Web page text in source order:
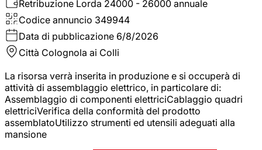
Retribuzione Lorda 24000 - 26000 annuale
Codice annuncio 349944
Data di pubblicazione 6/8/2026
Città Colognola ai Colli
La risorsa verrà inserita in produzione e si occuperà di
attività di assemblaggio elettrico, in particolare di:
Assemblaggio di componenti elettriciCablaggio quadri
elettriciVerifica della conformità del prodotto
assemblatoUtilizzo strumenti ed utensili adeguati alla
mansione